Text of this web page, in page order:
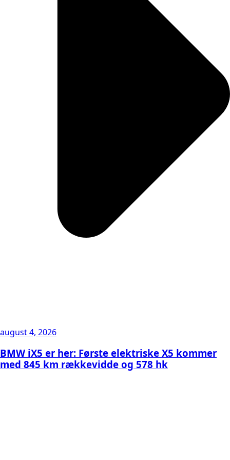
august 4, 2026
BMW iX5 er her: Første elektriske X5 kommer
med 845 km rækkevidde og 578 hk